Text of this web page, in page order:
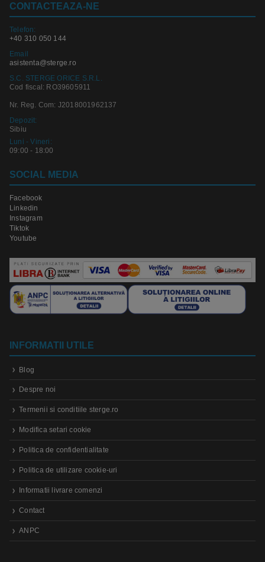
CONTACTEAZA-NE
Telefon:
+40 310 050 144
Email
asistenta@sterge.ro
S.C. STERGE ORICE S.R.L.
Cod fiscal: RO39605911
Nr. Reg. Com: J2018001962137
Depozit:
Sibiu
Luni - Vineri:
09:00 - 18:00
SOCIAL MEDIA
Facebook
Linkedin
Instagram
Tiktok
Youtube
INFORMATII UTILE
Blog
Despre noi
Termenii si conditiile sterge.ro
Modifica setari cookie
Politica de confidentialitate
Politica de utilizare cookie-uri
Informatii livrare comenzi
Contact
ANPC